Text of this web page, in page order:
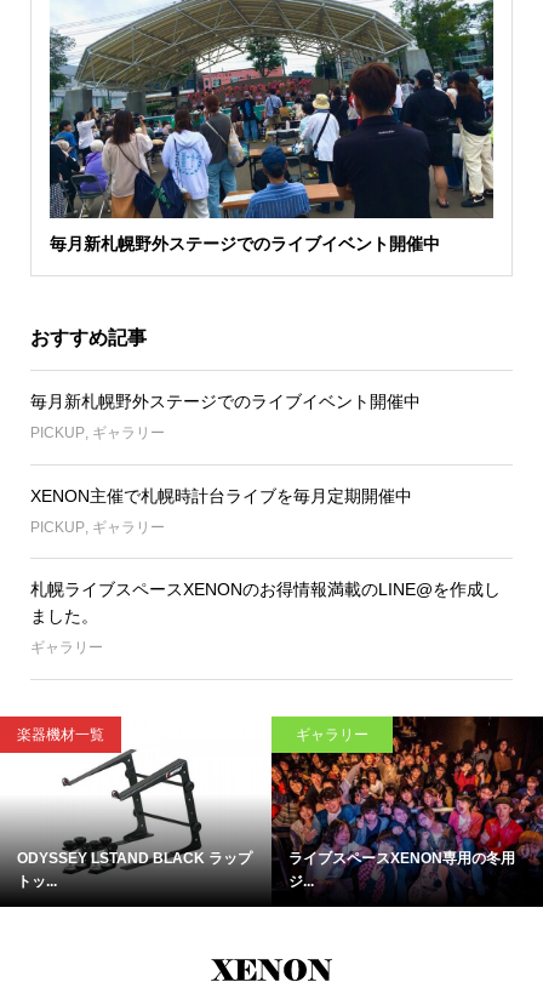
毎月新札幌野外ステージでのライブイベント開催中
おすすめ記事
毎月新札幌野外ステージでのライブイベント開催中
PICKUP, ギャラリー
XENON主催で札幌時計台ライブを毎月定期開催中
PICKUP, ギャラリー
札幌ライブスペースXENONのお得情報満載のLINE@を作成し
ました。
ギャラリー
楽器機材一覧
ODYSSEY LSTAND BLACK ラップ
トッ...
ギャラリー
ライブスペースXENON専用の冬用
ジ...